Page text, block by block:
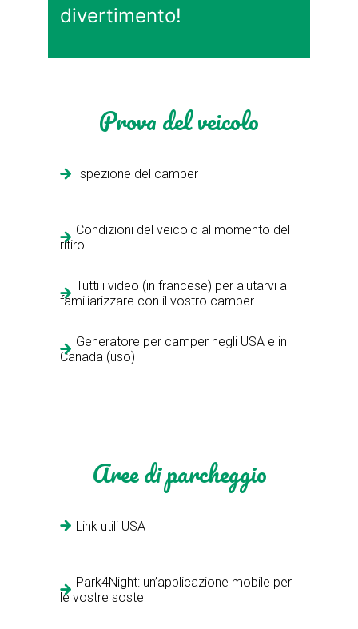
divertimento!
Prova del veicolo
Ispezione del camper
Condizioni del veicolo al momento del
ritiro
Tutti i video (in francese) per aiutarvi a
familiarizzare con il vostro camper
Generatore per camper negli USA e in
Canada (uso)
Aree di parcheggio
Link utili USA
Park4Night: un’applicazione mobile per
le vostre soste